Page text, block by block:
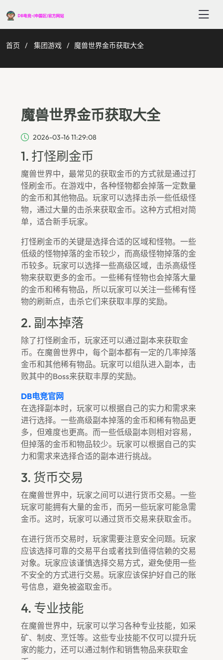
首页 集团游戏 魔兽世界金币获取大全
魔兽世界金币获取大全
2026-03-16 11:29:08
1. 打怪刷金币
魔兽世界中，最常见的获取金币的方式就是通过打
怪刷金币。在游戏中，各种怪物都会掉落一定数量
的金币和其他物品。玩家可以选择击杀一些低级怪
物，通过大量的击杀来获取金币。这种方式相对简
单，适合新手玩家。
打怪刷金币的关键是选择合适的区域和怪物。一些
低级的怪物掉落的金币较少，而高级怪物掉落的金
币较多。玩家可以选择一些高级区域，击杀高级怪
物来获取更多的金币。一些稀有怪物也会掉落大量
的金币和稀有物品，所以玩家可以关注一些稀有怪
物的刷新点，击杀它们来获取丰厚的奖励。
2. 副本掉落
除了打怪刷金币，玩家还可以通过副本来获取金
币。在魔兽世界中，每个副本都有一定的几率掉落
金币和其他稀有物品。玩家可以组队进入副本，击
败其中的boss来获取丰厚的奖励。
DB电竞官网
在选择副本时，玩家可以根据自己的实力和需求来
进行选择。一些高级副本掉落的金币和稀有物品更
多，但难度也更高。而一些低级副本则相对容易，
但掉落的金币和物品较少。玩家可以根据自己的实
力和需求来选择合适的副本进行挑战。
3. 货币交易
在魔兽世界中，玩家之间可以进行货币交易。一些
玩家可能拥有大量的金币，而另一些玩家可能急需
金币。这时，玩家可以通过货币交易来获取金币。
在进行货币交易时，玩家需要注意安全问题。玩家
应该选择可靠的交易平台或者找到值得信赖的交易
对象。玩家应该谨慎选择交易方式，避免使用一些
不安全的方式进行交易。玩家应该保护好自己的账
号信息，避免被盗取金币。
4. 专业技能
在魔兽世界中，玩家可以学习各种专业技能，如采
矿、制皮、烹饪等。这些专业技能不仅可以提升玩
家的能力，还可以通过制作和销售物品来获取金